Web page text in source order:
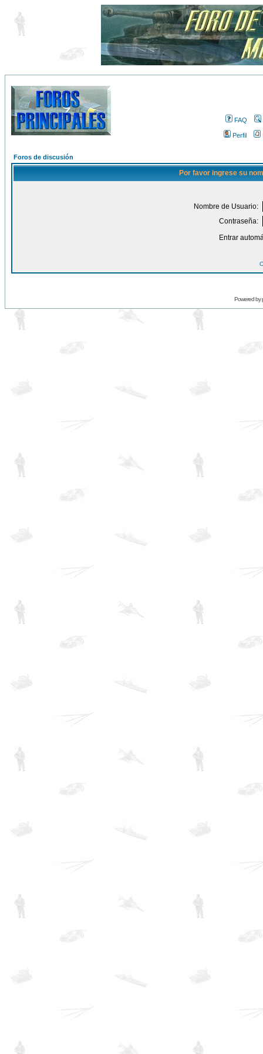
FAQ
Perfil
Foros de discusión
Por favor ingrese su
Nombre de Usuario:
Contraseña:
Entrar
Powered by